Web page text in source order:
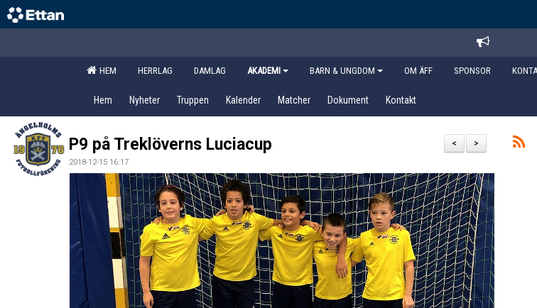
HEM HERRLAG DAMLAG AKADEMI BARN & UNGDOM OM ÄFF SPONSOR
Hem Nyheter Truppen Kalender Matcher Dokument Kontakt
>
<
P9 på Treklöverns Luciacup
2018-12-15 16:17